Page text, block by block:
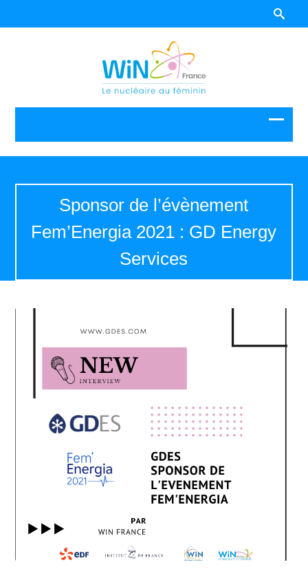
Sponsor de l’évènement
Fem’Energia 2021 : GD Energy
Services